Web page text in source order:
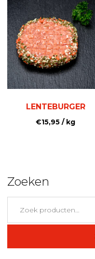
LENTEBURGER
€15,95 / kg
Zoeken
naar: